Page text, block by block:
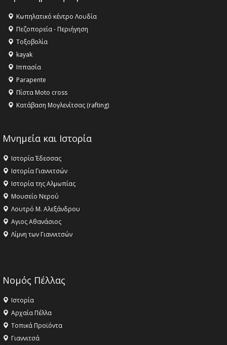
Κωπηλατικό κέντρο Λουδία
Πεζοπορεία - Περιήγηση
Τοξοβολία
kayak
Ιππασία
Parapente
Πίστα Moto cross
Κατάβαση Μογλενίτσας (rafting)
Μνημεία και Ιστορία
Ιστορία Έδεσσας
Ιστορία Γιαννιτσών
Ιστορία της Αλμωπίας
Μουσείο Νερού
Λουτρό Μ. Αλεξάνδρου
Αγιος Αθανάσιος
Λίμνη των Γιαννιτσών
Νομός Πέλλας
Ιστορία
Αρχαία Πέλλα
Τοπικά Προϊόντα
Γιαννιτσά